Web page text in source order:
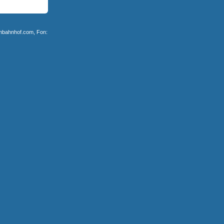
Fon: